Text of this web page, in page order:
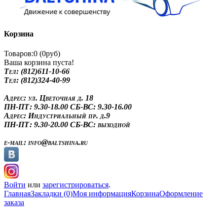
Корзина
Товаров:0 (0руб)
Ваша корзина пуста!
Tел: (812)611-10-66
Tел: (812)324-40-99
Адрес: ул. Цветочная д. 18
ПН-ПТ: 9.30-18.00 СБ-ВС: 9.30-16.00
Адрес: Индустриальный пр. д.9
ПН-ПТ: 9.30-20.00 СБ-ВС: выходной
e-mail: info@baltshina.ru
Войти или зарегистрироваться.
ГлавнаяЗакладки (0)Моя информацияКорзинаОформление
заказа